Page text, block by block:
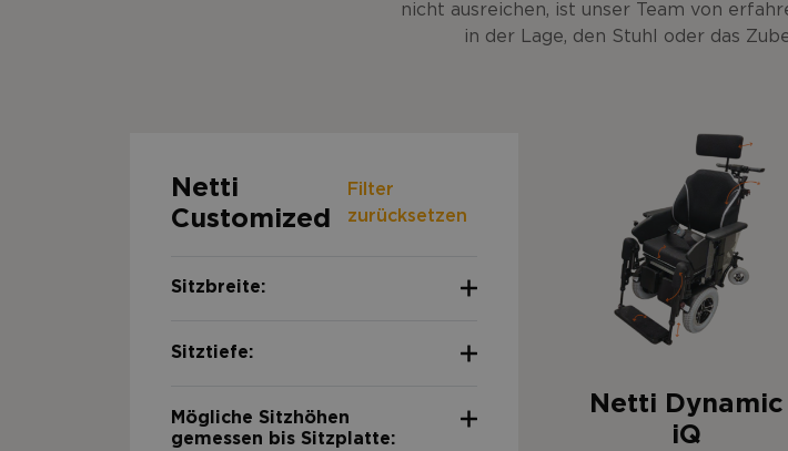
nicht ausreichen, ist unser Team von
in der Lage, den Stuhl oder das
Netti
Customized
Filter
zurücksetzen
Sitzbreite:
Sitztiefe:
Mögliche Sitzhöhen
gemessen bis Sitzplatte:
Netti Dynamic
iQ